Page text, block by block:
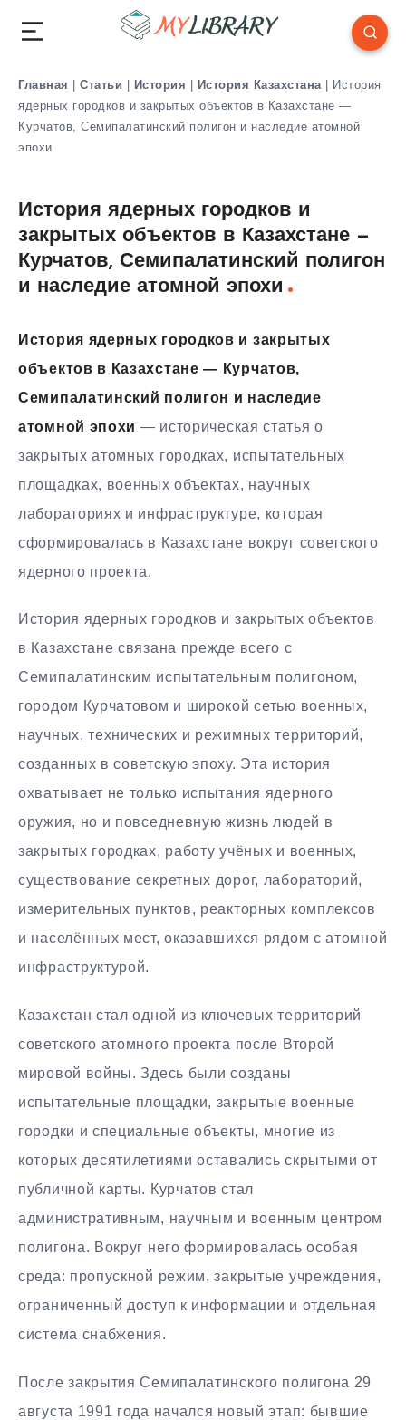
Главная | Статьи | История | История Казахстана | История
ядерных городков и закрытых объектов в Казахстане —
Курчатов, Семипалатинский полигон и наследие атомной
эпохи
История ядерных городков и
закрытых объектов в Казахстане —
Курчатов, Семипалатинский полигон
и наследие атомной эпохи
История ядерных городков и закрытых
объектов в Казахстане — Курчатов,
Семипалатинский полигон и наследие
атомной эпохи — историческая статья о
закрытых атомных городках, испытательных
площадках, военных объектах, научных
лабораториях и инфраструктуре, которая
сформировалась в Казахстане вокруг советского
ядерного проекта.
История ядерных городков и закрытых объектов
в Казахстане связана прежде всего с
Семипалатинским испытательным полигоном,
городом Курчатовом и широкой сетью военных,
научных, технических и режимных территорий,
созданных в советскую эпоху. Эта история
охватывает не только испытания ядерного
оружия, но и повседневную жизнь людей в
закрытых городках, работу учёных и военных,
существование секретных дорог, лабораторий,
измерительных пунктов, реакторных комплексов
и населённых мест, оказавшихся рядом с атомной
инфраструктурой.
Казахстан стал одной из ключевых территорий
советского атомного проекта после Второй
мировой войны. Здесь были созданы
испытательные площадки, закрытые военные
городки и специальные объекты, многие из
которых десятилетиями оставались скрытыми от
публичной карты. Курчатов стал
административным, научным и военным центром
полигона. Вокруг него формировалась особая
среда: пропускной режим, закрытые учреждения,
ограниченный доступ к информации и отдельная
система снабжения.
После закрытия Семипалатинского полигона 29
августа 1991 года начался новый этап: бывшие